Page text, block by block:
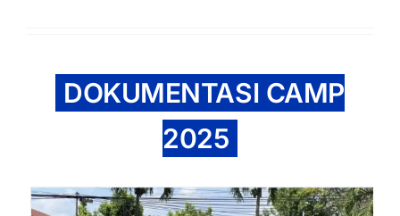
DOKUMENTASI CAMP
2025